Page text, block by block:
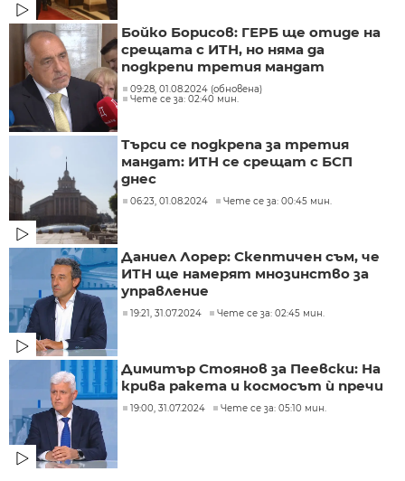
Бойко Борисов: ГЕРБ ще отиде на
срещата с ИТН, но няма да
подкрепи третия мандат
09:28, 01.08.2024 (обновена)
Чете се за: 02:40 мин.
Търси се подкрепа за третия
мандат: ИТН се срещат с БСП
днес
06:23, 01.08.2024 Чете се за: 00:45 мин.
Даниел Лорер: Скептичен съм, че
ИТН ще намерят мнозинство за
управление
19:21, 31.07.2024 Чете се за: 02:45 мин.
Димитър Стоянов за Пеевски: На
крива ракета и космосът ѝ пречи
19:00, 31.07.2024 Чете се за: 05:10 мин.